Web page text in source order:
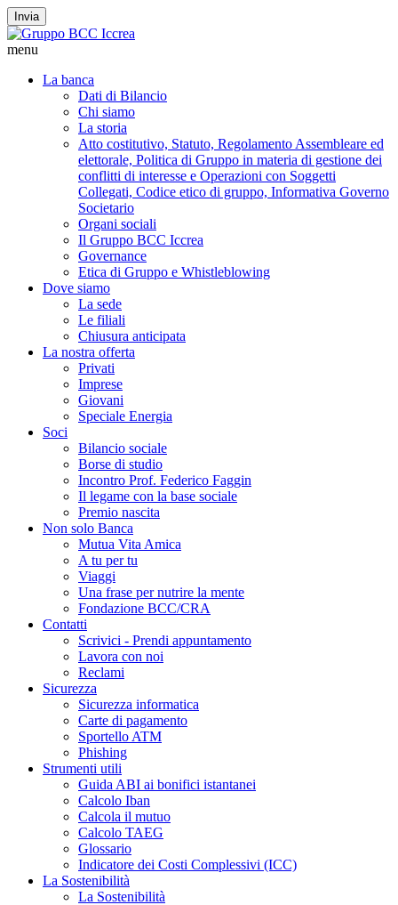
Invia
menu
La banca
Dati di Bilancio
Chi siamo
La storia
Atto costitutivo, Statuto, Regolamento Assembleare ed
elettorale, Politica di Gruppo in materia di gestione dei
conflitti di interesse e Operazioni con Soggetti
Collegati, Codice etico di gruppo, Informativa Governo
Societario
Organi sociali
Il Gruppo BCC Iccrea
Governance
Etica di Gruppo e Whistleblowing
Dove siamo
La sede
Le filiali
Chiusura anticipata
La nostra offerta
Privati
Imprese
Giovani
Speciale Energia
Soci
Bilancio sociale
Borse di studio
Incontro Prof. Federico Faggin
Il legame con la base sociale
Premio nascita
Non solo Banca
Mutua Vita Amica
A tu per tu
Viaggi
Una frase per nutrire la mente
Fondazione BCC/CRA
Contatti
Scrivici - Prendi appuntamento
Lavora con noi
Reclami
Sicurezza
Sicurezza informatica
Carte di pagamento
Sportello ATM
Phishing
Strumenti utili
Guida ABI ai bonifici istantanei
Calcolo Iban
Calcola il mutuo
Calcolo TAEG
Glossario
Indicatore dei Costi Complessivi (ICC)
La Sostenibilità
La Sostenibilità